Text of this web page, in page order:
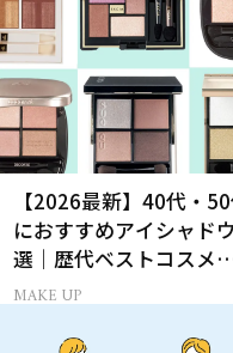
【2026最新】40代・
におすすめアイシャド
選｜歴代ベストコスメ
賞まとめ
MAKE UP